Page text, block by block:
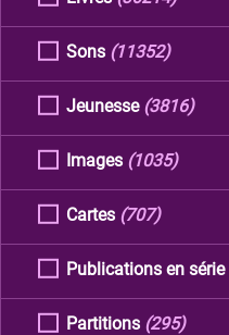
Sons (11352)
Jeunesse (3816)
Images (1035)
Cartes (707)
Publications en série
Partitions (295)